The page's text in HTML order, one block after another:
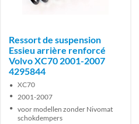
Ressort de suspension
Essieu arrière renforcé
Volvo XC70 2001-2007
4295844
XC70
2001-2007
voor modellen zonder Nivomat
schokdempers